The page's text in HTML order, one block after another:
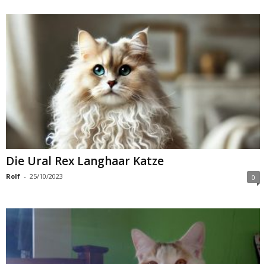
Die Ural Rex Langhaar Katze
Rolf - 25/10/2023 0